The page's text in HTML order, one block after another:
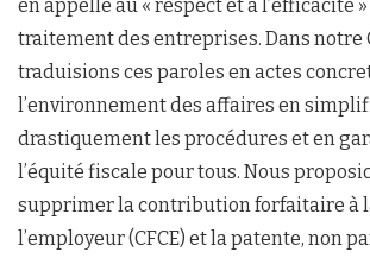
en appelle au « respect et à l’efficacité
traitement des entreprises. Dans notre
traduisions ces paroles en actes
l’environnement des affaires en
drastiquement les procédures et en
l’équité fiscale pour tous. Nous
supprimer la contribution forfaitaire à
l’employeur (CFCE) et la patente, non